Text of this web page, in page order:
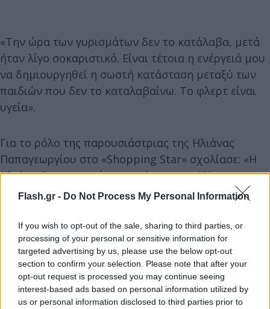
Flash.gr - Do Not Process My Personal Information
If you wish to opt-out of the sale, sharing to third parties, or
processing of your personal or sensitive information for
targeted advertising by us, please use the below opt-out
section to confirm your selection. Please note that after your
opt-out request is processed you may continue seeing
interest-based ads based on personal information utilized by
us or personal information disclosed to third parties prior to
«Την ώρα των γυρισμάτων δεν το κατάλαβα, μετά
ήταν λίγο σοκαριστικό. Είναι τέτοια η ενέργειά μου
να δημιουργηθεί η σωστή κατάσταση μεταξύ των
παιδιών που δεν το καταλαβαίνω. Το φλερτ είναι
υγεία».
Για το ρόλο της παρουσιάστριας της Ηλιάνας
Παπαγεωργίου στο «Shopping Star» σχολίασε: «Η
Ηλιάνα Παπαγεωργίου μου άρεσε στο ”Shopping
Star”. Ήταν σαν να το παρουσίαζε πάντα».
Ενώ, το σχόλιο του Περικλή Κονδυλάτου για την
Ηλιάνα Παπαγεωργίου ότι δεν έχει σχέση με το
χώρο της μόδας, σημείωσε η Ζενεβιέβ Μαζαρί:
«Έχει την ελευθερία να λέει ό,τι πιστεύει. Εγώ
βρήκα τα σχόλια της Ηλιάνας ολόσωστα».